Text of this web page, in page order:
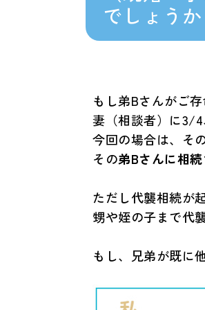
でしょうか
もし弟Bさんがご
妻（相談者）に3/4
今回の場合は、そ
その弟Bさんに相
ただし代襲相続が
甥や姪の子まで代
もし、兄弟が既に